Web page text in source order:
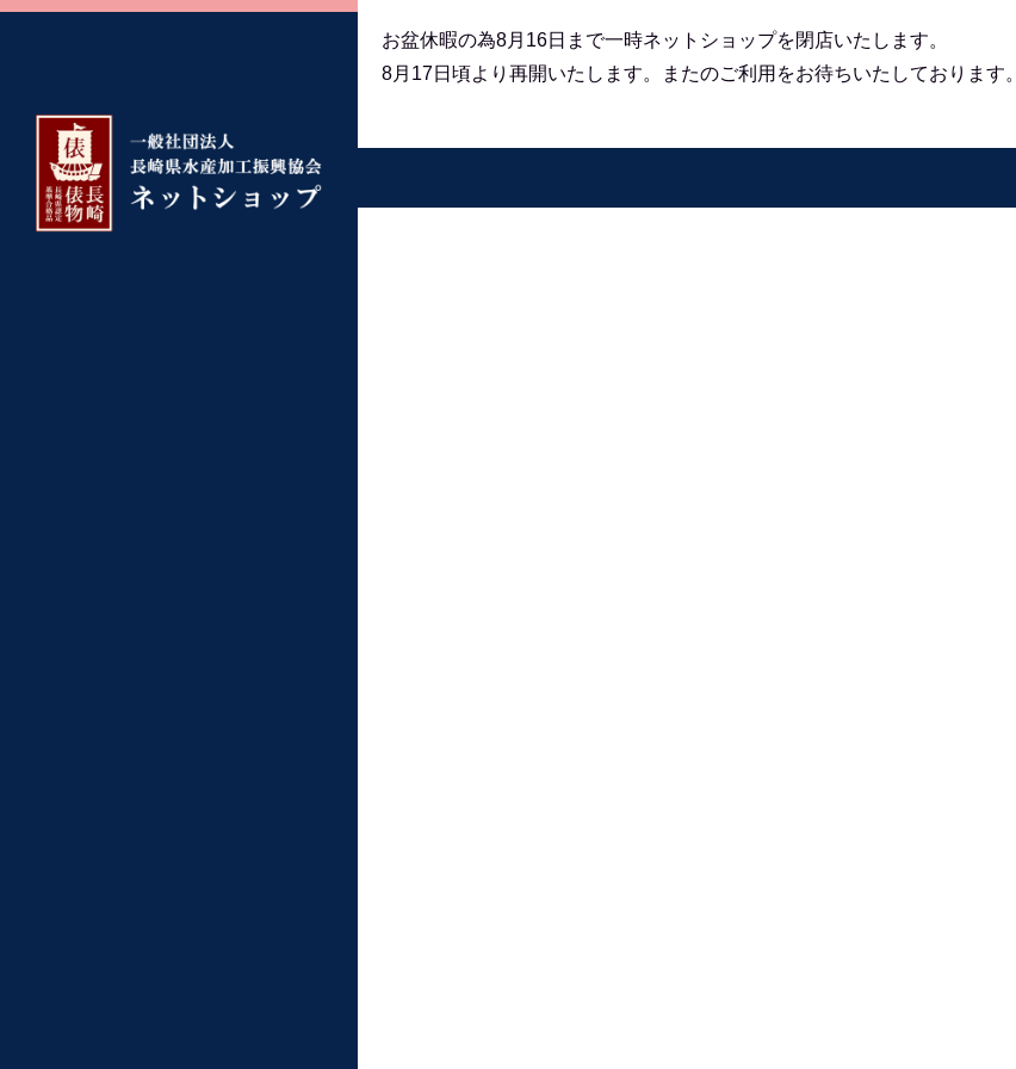
お盆休暇の為8月16日まで一時ネットショップを閉店いたします。
8月17日頃より再開いたします。
またのご利用をお待ちいたしております。